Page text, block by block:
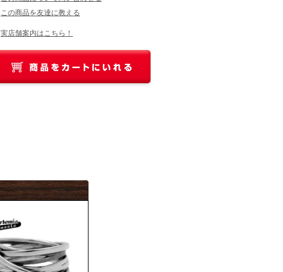
この商品を友達に教える
実店舗案内はこちら！